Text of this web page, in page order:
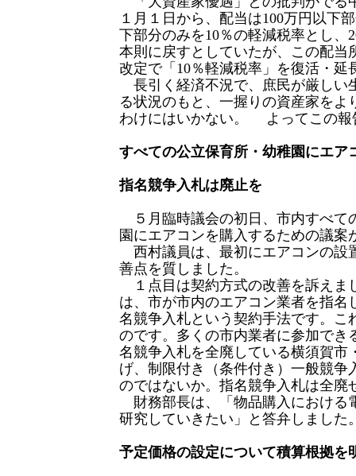
１月１日から、配当は100万円以下
下部分のみを10％の軽減税率とし、
本則に戻すとしていたが、この配当
改定で「10％軽減税率」を復活・延
長引く経済不況で、庶民が厳しい
る状況のもと、一握りの資産家をよ
わけにはいかない。 よってこの報
すべての公立保育所・幼稚園にエア
指名競争入札は廃止を
５月臨時議会の初日、市内すべて
園にエアコンを購入するための議案
西村議員は、最初にエアコンの設
善点を質しました。
１点目は契約方式の改善を訴えま
は、市が市内のエアコン業者を指名
名競争入札という契約手法です。こ
のです。多くの市内業者に参加でき
名競争入札を全廃している横須賀市
げ、制限付き（条件付き）一般競争
のではないか。指名競争入札は全廃
財務部長は、「物品購入における
研究していきたい」と答弁しました
予定価格の設定について積算根拠を